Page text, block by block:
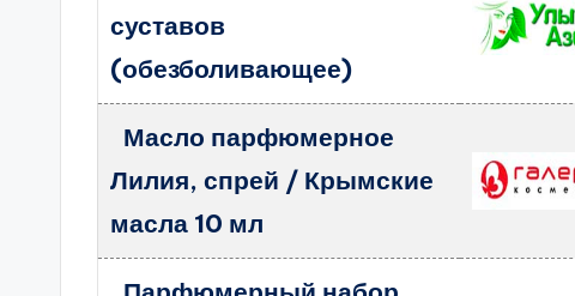
суставов
(обезболивающее)
Масло парфюмерное
Лилия, спрей / Крымские
масла 10 мл